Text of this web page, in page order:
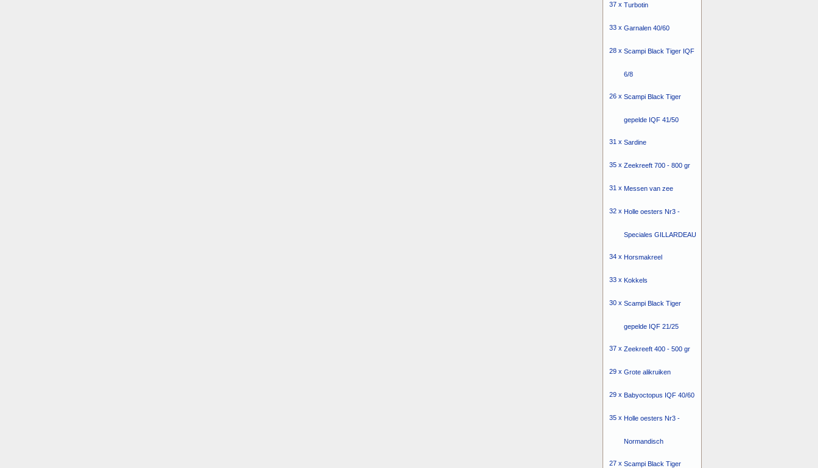
37 x Turbotin
33 x Garnalen 40/60
28 x Scampi Black Tiger IQF
6/8
26 x Scampi Black Tiger
gepelde IQF 41/50
31 x Sardine
35 x Zeekreeft 700 - 800 gr
31 x Messen van zee
32 x Holle oesters Nr3 -
Speciales GILLARDEAU
34 x Horsmakreel
33 x Kokkels
30 x Scampi Black Tiger
gepelde IQF 21/25
37 x Zeekreeft 400 - 500 gr
29 x Grote alikruiken
29 x Babyoctopus IQF 40/60
35 x Holle oesters Nr3 -
Normandisch
27 x Scampi Black Tiger